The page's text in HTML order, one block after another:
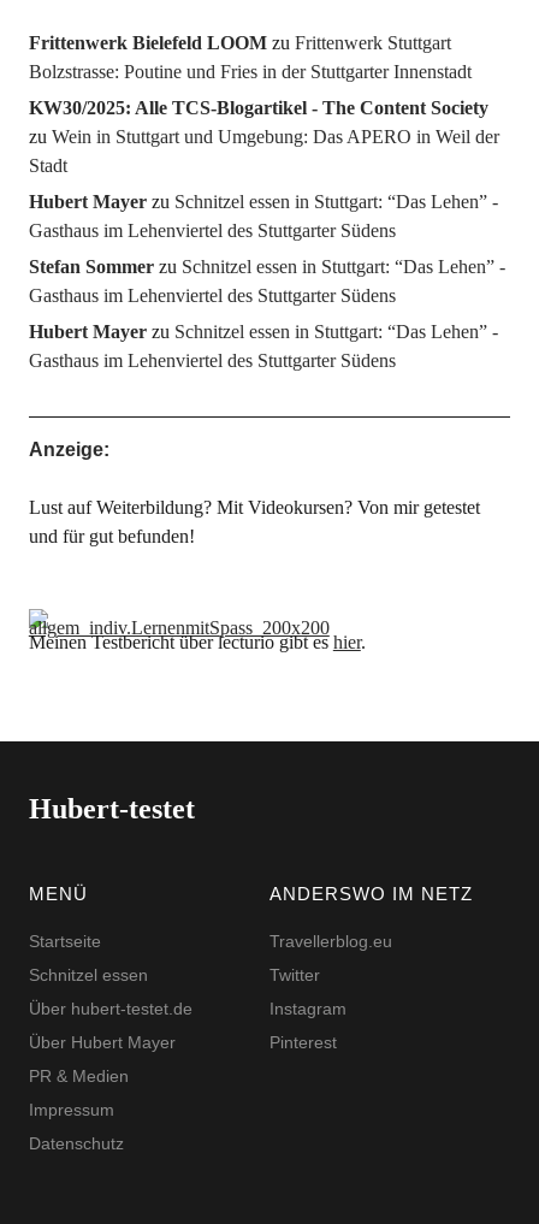
Frittenwerk Bielefeld LOOMzu Frittenwerk Stuttgart
Bolzstrasse: Poutine und Fries in der Stuttgarter Innenstadt
KW30/2025: Alle TCS-Blogartikel - The Content Society
zu Wein in Stuttgart und Umgebung: Das APERO in Weil der
Stadt
Hubert Mayerzu Schnitzel essen in Stuttgart: “Das Lehen” -
Gasthaus im Lehenviertel des Stuttgarter Südens
Stefan Sommerzu Schnitzel essen in Stuttgart: “Das Lehen” -
Gasthaus im Lehenviertel des Stuttgarter Südens
Hubert Mayerzu Schnitzel essen in Stuttgart: “Das Lehen” -
Gasthaus im Lehenviertel des Stuttgarter Südens
Anzeige:
Lust auf Weiterbildung? Mit Videokursen? Von mir getestet
und für gut befunden!
Meinen Testbericht über lecturio gibt eshier.
Hubert-testet
MENÜ
Startseite
Schnitzel essen
Über hubert-testet.de
Über Hubert Mayer
PR & Medien
Impressum
Datenschutz
ANDERSWO IM NETZ
Travellerblog.eu
Twitter
Instagram
Pinterest